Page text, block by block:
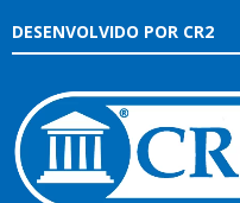
DESENVOLVIDO POR CR2